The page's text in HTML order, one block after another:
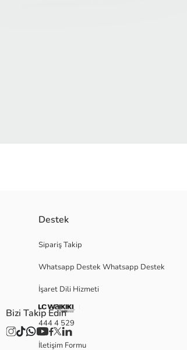
Ana Kumaş Gri Melanj:
Ana Kumaş Siyah:
Menşei:
Satıcı:
Marka:
Destek
Sipariş Takip
Whatsapp Destek Whatsapp Destek
İşaret Dili Hizmeti
444 4 529
İletişim Formu
Bizi Takip Edin